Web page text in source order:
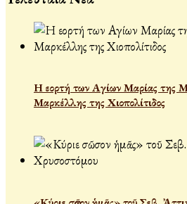
Η εορτή των Αγίων Μαρίας της
Μαρκέλλης της Χιοπολίτιδος